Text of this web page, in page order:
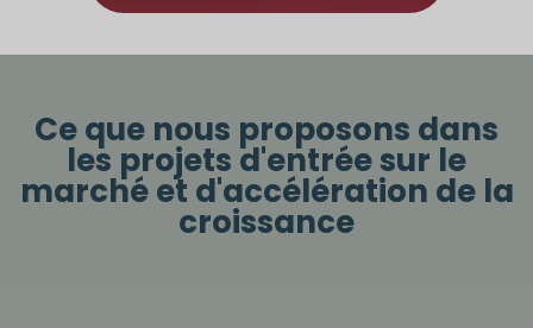
Ce que nous proposons dans
les projets d'entrée sur le
marché et d'accélération de la
croissance